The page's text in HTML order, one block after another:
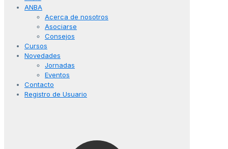
ANBA
Acerca de nosotros
Asociarse
Consejos
Cursos
Novedades
Jornadas
Eventos
Contacto
Registro de Usuario